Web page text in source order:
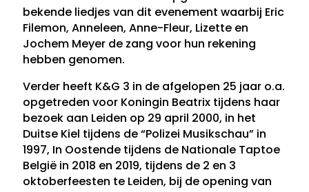
bekende liedjes van dit evenement waarbij Eric
Filemon, Anneleen, Anne-Fleur, Lizette en
Jochem Meyer de zang voor hun rekening
hebben genomen.
Verder heeft K&G 3 in de afgelopen 25 jaar o.a.
opgetreden voor Koningin Beatrix tijdens haar
bezoek aan Leiden op 29 april 2000, in het
Duitse Kiel tijdens de “Polizei Musikschau” in
1997, In Oostende tijdens de Nationale Taptoe
België in 2018 en 2019, tijdens de 2 en 3
oktoberfeesten te Leiden, bij de opening van